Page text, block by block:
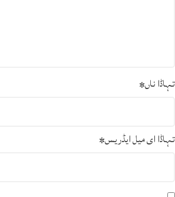
تہاڈا ناں*
تہاڈا ای میل ایڈریس*